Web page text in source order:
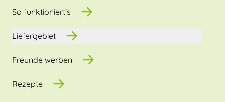
So funktioniert's
Liefergebiet
Freunde werben
Rezepte